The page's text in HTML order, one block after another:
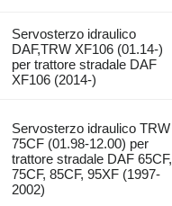
Servosterzo idraulico
DAF,TRW XF106 (01.14-)
per trattore stradale DAF
XF106 (2014-)
Servosterzo idraulico TRW
75CF (01.98-12.00) per
trattore stradale DAF 65CF,
75CF, 85CF, 95XF (1997-
2002)